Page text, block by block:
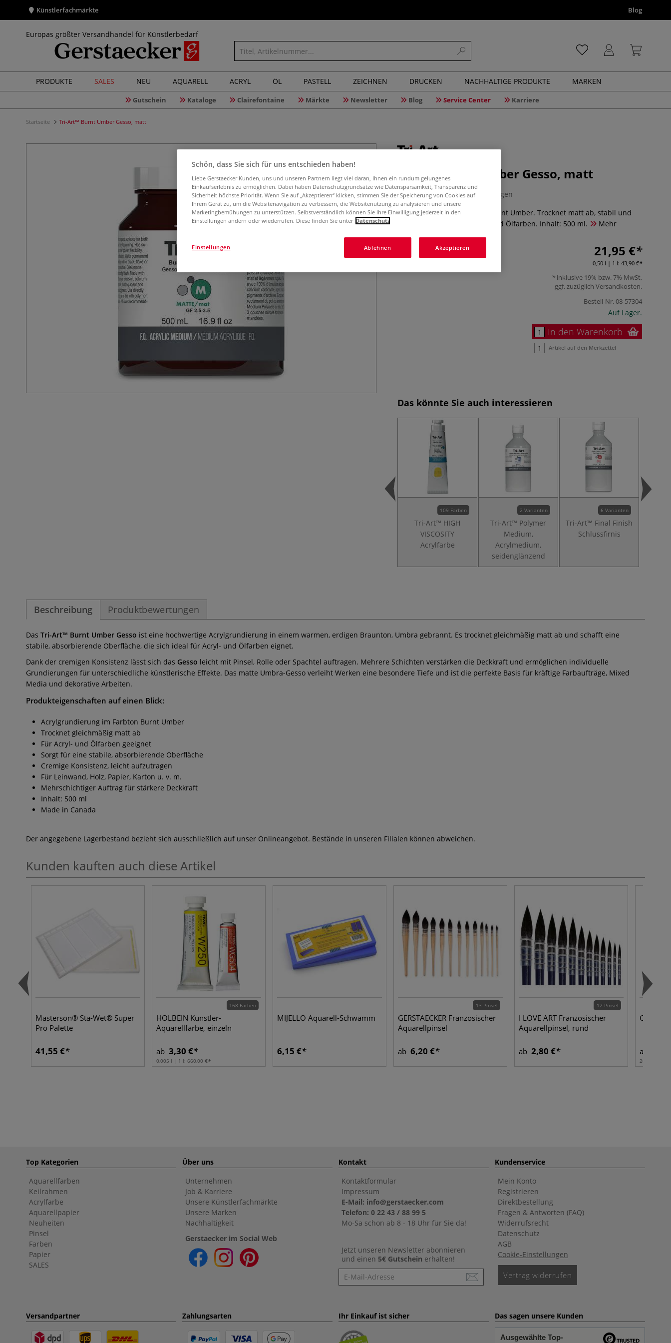
Künstlerfachmärkte Blog
Europas größter Versandhandel für Künstlerbedarf
PRODUKTE SALES NEU AQUARELL ACRYL ÖL PASTELL ZEICHNEN DRUCKEN NACHHALTIGE PRODUKTE MARKEN
Gutschein Kataloge Clairefontaine Märkte Newsletter Blog Service Center Karriere
Startseite Tri-Art™ Burnt Umber Gesso, matt
Tri-Art™ Burnt Umber Gesso, matt
0 Bewertungen
Acrylgrundierung im Farbton Burnt Umber. Trocknet matt ab, stabil und
absorbierend, ideal für Acryl- und Ölfarben. Inhalt: 500 ml.
Mehr
21,95 €
0,50 l | 1 l: 43,90 €
inklusive 19% bzw. 7% MwSt,
ggf. zuzüglich Versandkosten.
Bestell-Nr.08-57304
Auf Lager.
In den Warenkorb
Artikel auf den Merkzettel
Das könnte Sie auch interessieren
109 Farben
Tri-Art™ HIGH
VISCOSITY
Acrylfarbe
2 Varianten
Tri-Art™ Polymer
Medium,
Acrylmedium,
seidenglänzend
6 Varianten
Tri-Art™ Final Finish
Schlussfirnis
Beschreibung Produktbewertungen
Das Tri-Art™ Burnt Umber Gesso ist eine hochwertige Acrylgrundierung in einem warmen, erdigen Braunton, Umbra gebrannt. Es trocknet gleichmäßig matt ab und schafft eine
stabile, absorbierende Oberfläche, die sich ideal für Acryl- und Ölfarben eignet.
Dank der cremigen Konsistenz lässt sich das Gesso leicht mit Pinsel, Rolle oder Spachtel auftragen. Mehrere Schichten verstärken die Deckkraft und ermöglichen individuelle
Grundierungen für unterschiedliche künstlerische Effekte. Das matte Umbra-Gesso verleiht Werken eine besondere Tiefe und ist die perfekte Basis für kräftige Farbaufträge, Mixed
Media und dekorative Arbeiten.
Produkteigenschaften auf einen Blick:
Acrylgrundierung im Farbton Burnt Umber
Trocknet gleichmäßig matt ab
Für Acryl- und Ölfarben geeignet
Sorgt für eine stabile, absorbierende Oberfläche
Cremige Konsistenz, leicht aufzutragen
Für Leinwand, Holz, Papier, Karton u. v. m.
Mehrschichtiger Auftrag für stärkere Deckkraft
Inhalt: 500 ml
Made in Canada
Der angegebene Lagerbestand bezieht sich ausschließlich auf unser Onlineangebot. Bestände in unseren Filialen können abweichen.
Kunden kauften auch diese Artikel
Masterson® Sta-Wet® Super
Pro Palette
41,55 €
168 Farben
HOLBEIN Künstler-
Aquarellfarbe, einzeln
ab 3,30 €
0,005 l | 1 l: 660,00 €
MIJELLO Aquarell-Schwamm
6,15 €
13 Pinsel
GERSTAECKER Französischer
Aquarellpinsel
ab 6,20 €
12 Pinsel
I LOVE ART Französischer
Aquarellpinsel, rund
ab 2,80 € ab
200 m | 1
Top Kategorien
Aquarellfarben
Keilrahmen
Acrylfarbe
Aquarellpapier
Neuheiten
Pinsel
Farben
Papier
SALES
Über uns
Unternehmen
Job & Karriere
Unsere Künstlerfachmärkte
Unsere Marken
Nachhaltigkeit
Gerstaecker im Social Web
Kontakt
Kontaktformular
Impressum
E-Mail: info@gerstaecker.com
Telefon: 0 22 43 / 88 99 5
Mo-Sa schon ab 8 - 18 Uhr für Sie da!
Jetzt unseren Newsletter abonnieren
und einen 5€ Gutschein erhalten!
Newsletter
Kundenservice
Mein Konto
Registrieren
Direktbestellung
Fragen & Antworten (FAQ)
Widerrufsrecht
Datenschutz
AGB
Cookie-Einstellungen
Vertrag widerrufen
Versandpartner Zahlungsarten Ihr Einkauf ist sicher Das sagen unsere Kunden
Ausgewählte Top-
Schön, dass Sie sich für uns entschieden haben!
Liebe Gerstaecker Kunden, uns und unseren Partnern liegt viel daran, Ihnen ein rundum gelungenes
Einkaufserlebnis zu ermöglichen. Dabei haben Datenschutzgrundsätze wie Datensparsamkeit, Transparenz und
Sicherheit höchste Priorität. Wenn Sie auf „Akzeptieren“ klicken, stimmen Sie der Speicherung von Cookies auf
Ihrem Gerät zu, um die Websitenavigation zu verbessern, die Websitenutzung zu analysieren und unsere
Marketingbemühungen zu unterstützen. Selbstverständlich können Sie Ihre Einwilligung jederzeit in den
Einstellungen ändern oder wiederrufen. Diese finden Sie unter Datenschutz
Ablehnen Akzeptieren
Einstellungen